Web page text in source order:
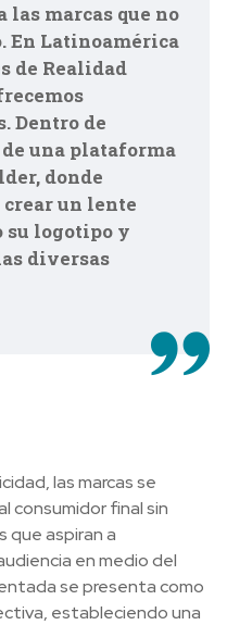
marcas que no
En Latinoamérica
de Realidad
Dentro de
una plataforma
donde
un lente
su logotipo y
diversas
las marcas se
consumidor final sin
que aspiran a
en medio del
se presenta como
estableciendo una